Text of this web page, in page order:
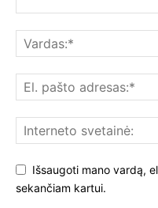
Išsaugoti mano vardą,
sekančiam kartui.